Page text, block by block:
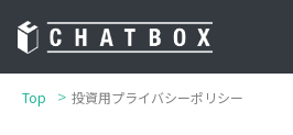
Top 投資用プライバシーポリシー